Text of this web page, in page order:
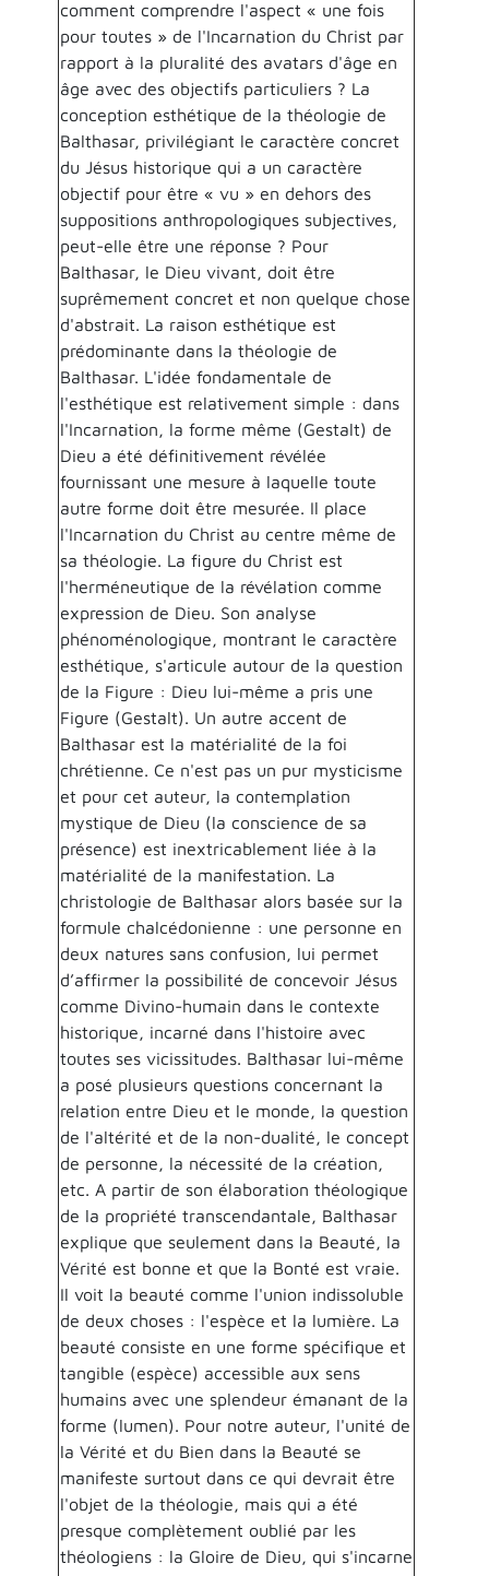
comment comprendre l'aspect « une fois
pour toutes » de l'Incarnation du Christ par
rapport à la pluralité des avatars d'âge en
âge avec des objectifs particuliers ? La
conception esthétique de la théologie de
Balthasar, privilégiant le caractère concret
du Jésus historique qui a un caractère
objectif pour être « vu » en dehors des
suppositions anthropologiques subjectives,
peut-elle être une réponse ? Pour
Balthasar, le Dieu vivant, doit être
suprêmement concret et non quelque chose
d'abstrait. La raison esthétique est
prédominante dans la théologie de
Balthasar. L'idée fondamentale de
l'esthétique est relativement simple : dans
l'Incarnation, la forme même (Gestalt) de
Dieu a été définitivement révélée
fournissant une mesure à laquelle toute
autre forme doit être mesurée. Il place
l'Incarnation du Christ au centre même de
sa théologie. La figure du Christ est
l'herméneutique de la révélation comme
expression de Dieu. Son analyse
phénoménologique, montrant le caractère
esthétique, s'articule autour de la question
de la Figure : Dieu lui-même a pris une
Figure (Gestalt). Un autre accent de
Balthasar est la matérialité de la foi
chrétienne. Ce n'est pas un pur mysticisme
et pour cet auteur, la contemplation
mystique de Dieu (la conscience de sa
présence) est inextricablement liée à la
matérialité de la manifestation. La
christologie de Balthasar alors basée sur la
formule chalcédonienne : une personne en
deux natures sans confusion, lui permet
d’affirmer la possibilité de concevoir Jésus
comme Divino-humain dans le contexte
historique, incarné dans l'histoire avec
toutes ses vicissitudes. Balthasar lui-même
a posé plusieurs questions concernant la
relation entre Dieu et le monde, la question
de l'altérité et de la non-dualité, le concept
de personne, la nécessité de la création,
etc. A partir de son élaboration théologique
de la propriété transcendantale, Balthasar
explique que seulement dans la Beauté, la
Vérité est bonne et que la Bonté est vraie.
Il voit la beauté comme l'union indissoluble
de deux choses : l'espèce et la lumière. La
beauté consiste en une forme spécifique et
tangible (espèce) accessible aux sens
humains avec une splendeur émanant de la
forme (lumen). Pour notre auteur, l'unité de
la Vérité et du Bien dans la Beauté se
manifeste surtout dans ce qui devrait être
l'objet de la théologie, mais qui a été
presque complètement oublié par les
théologiens : la Gloire de Dieu, qui s'incarne